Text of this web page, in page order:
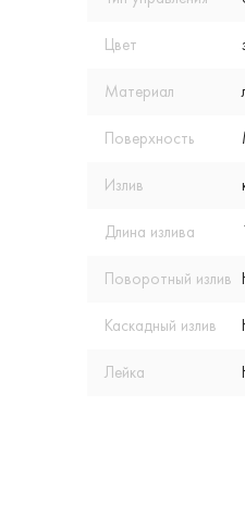
Цвет
Материал
Поверхность
Излив
Длина излива
Поворотный излив
Каскадный излив
Лейка